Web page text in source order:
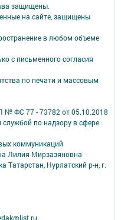
защищены.
на сайте, защищены
в любом объеме
с письменного согласия
по печати и массовым
№ ФС 77 -⁠ 73782 от 05.10.2018
по надзору в сфере
коммуникаций
Лилия Мирзазяновна
Татарстан, Нурлатский р-н, г.
,